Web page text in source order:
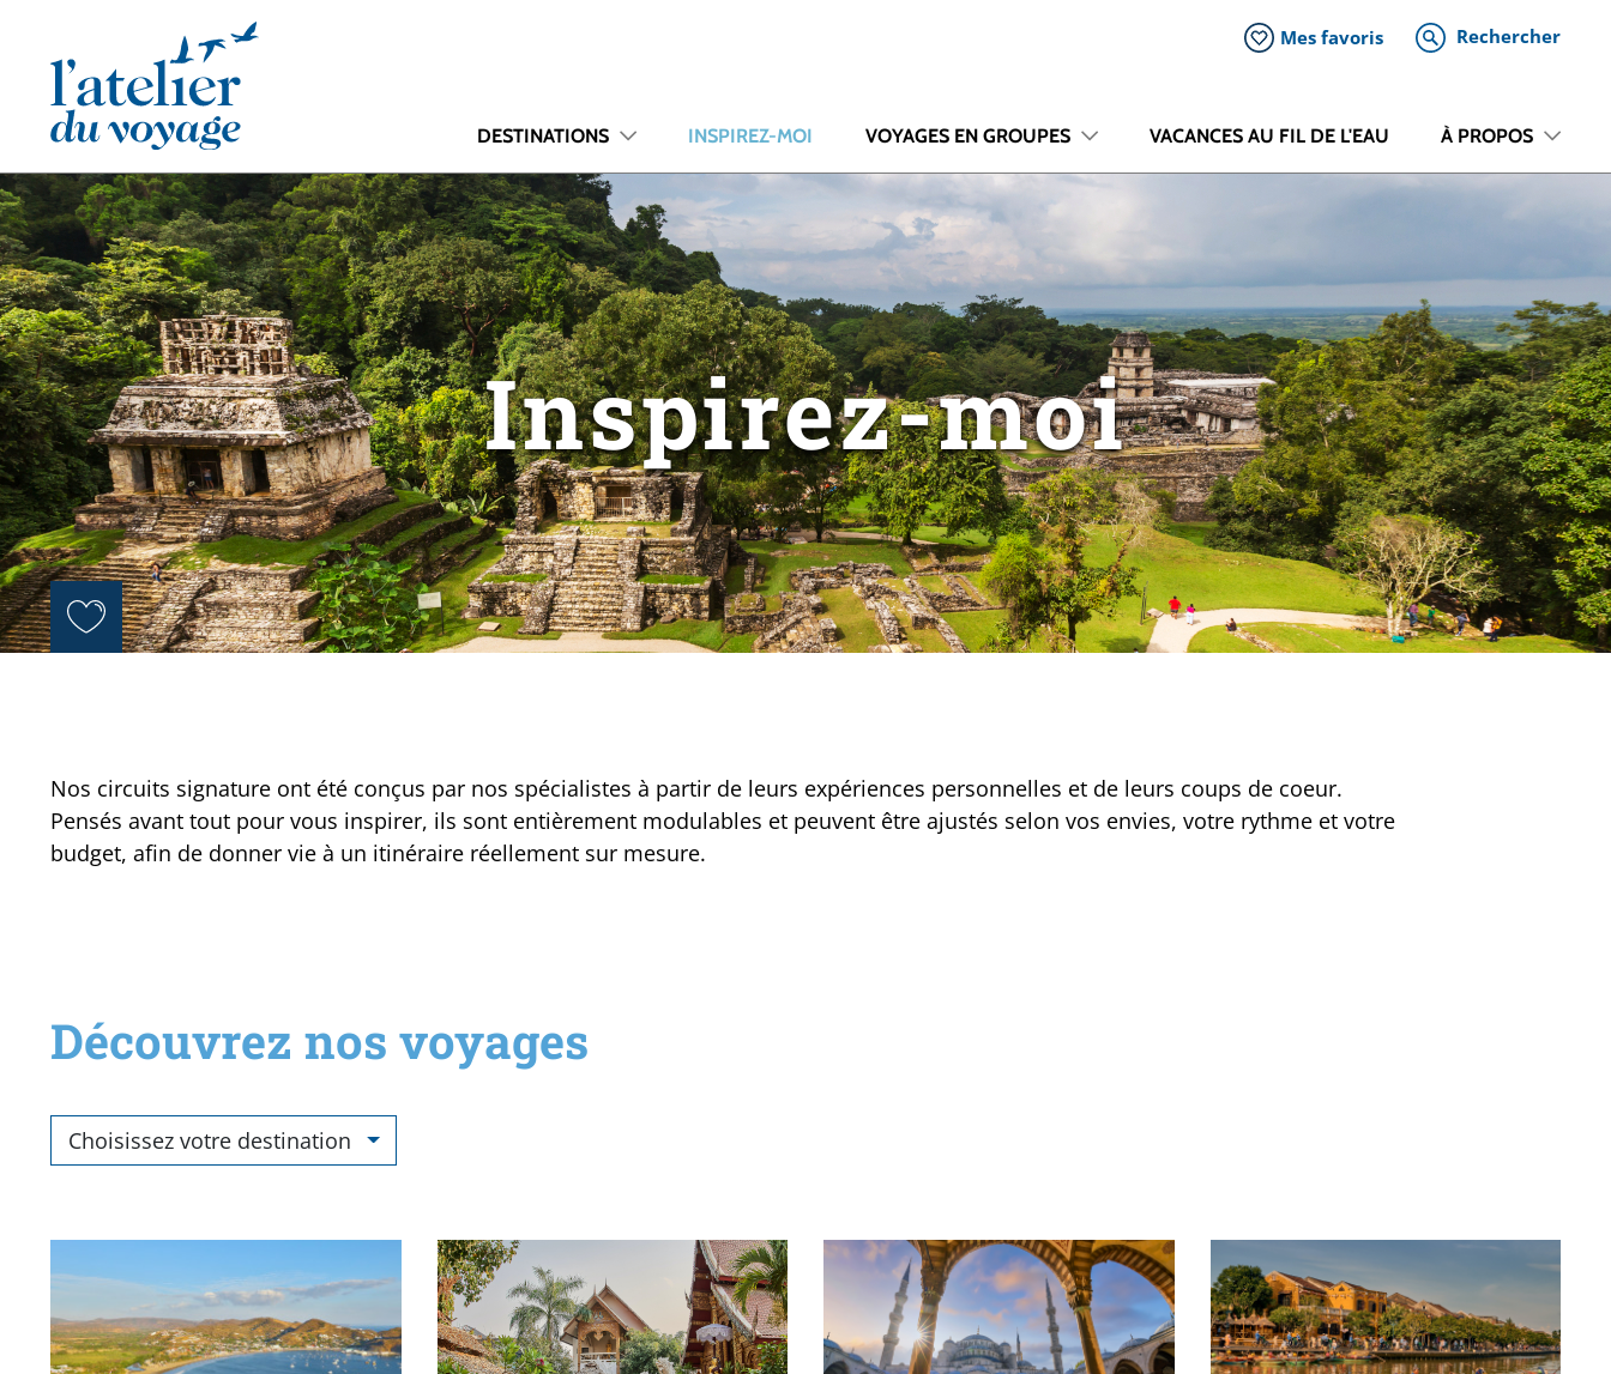
Mes favoris Rechercher
DESTINATIONS INSPIREZ-MOI VOYAGES EN GROUPES VACANCES AU FIL DE L'EAU À PROPOS
Inspirez-moi
Nos circuits signature ont été conçus par nos spécialistes à partir de leurs expériences personnelles et de leurs coups de coeur.
Pensés avant tout pour vous inspirer, ils sont entièrement modulables et peuvent être ajustés selon vos envies, votre rythme et votre
budget, afin de donner vie à un itinéraire réellement sur mesure.
Découvrez nos voyages
Choisissez votre destination
Panneau de gestion des cookies